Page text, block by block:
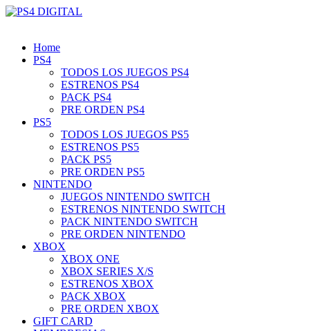
Home
PS4
TODOS LOS JUEGOS PS4
ESTRENOS PS4
PACK PS4
PRE ORDEN PS4
PS5
TODOS LOS JUEGOS PS5
ESTRENOS PS5
PACK PS5
PRE ORDEN PS5
NINTENDO
JUEGOS NINTENDO SWITCH
ESTRENOS NINTENDO SWITCH
PACK NINTENDO SWITCH
PRE ORDEN NINTENDO
XBOX
XBOX ONE
XBOX SERIES X/S
ESTRENOS XBOX
PACK XBOX
PRE ORDEN XBOX
GIFT CARD